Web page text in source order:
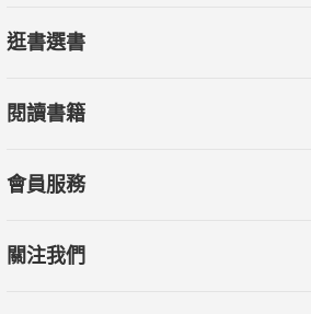
✓ 希望有一本書能陪伴自己持續跑下去的你
逛書選書
閱讀書籍
會員服務
關注我們